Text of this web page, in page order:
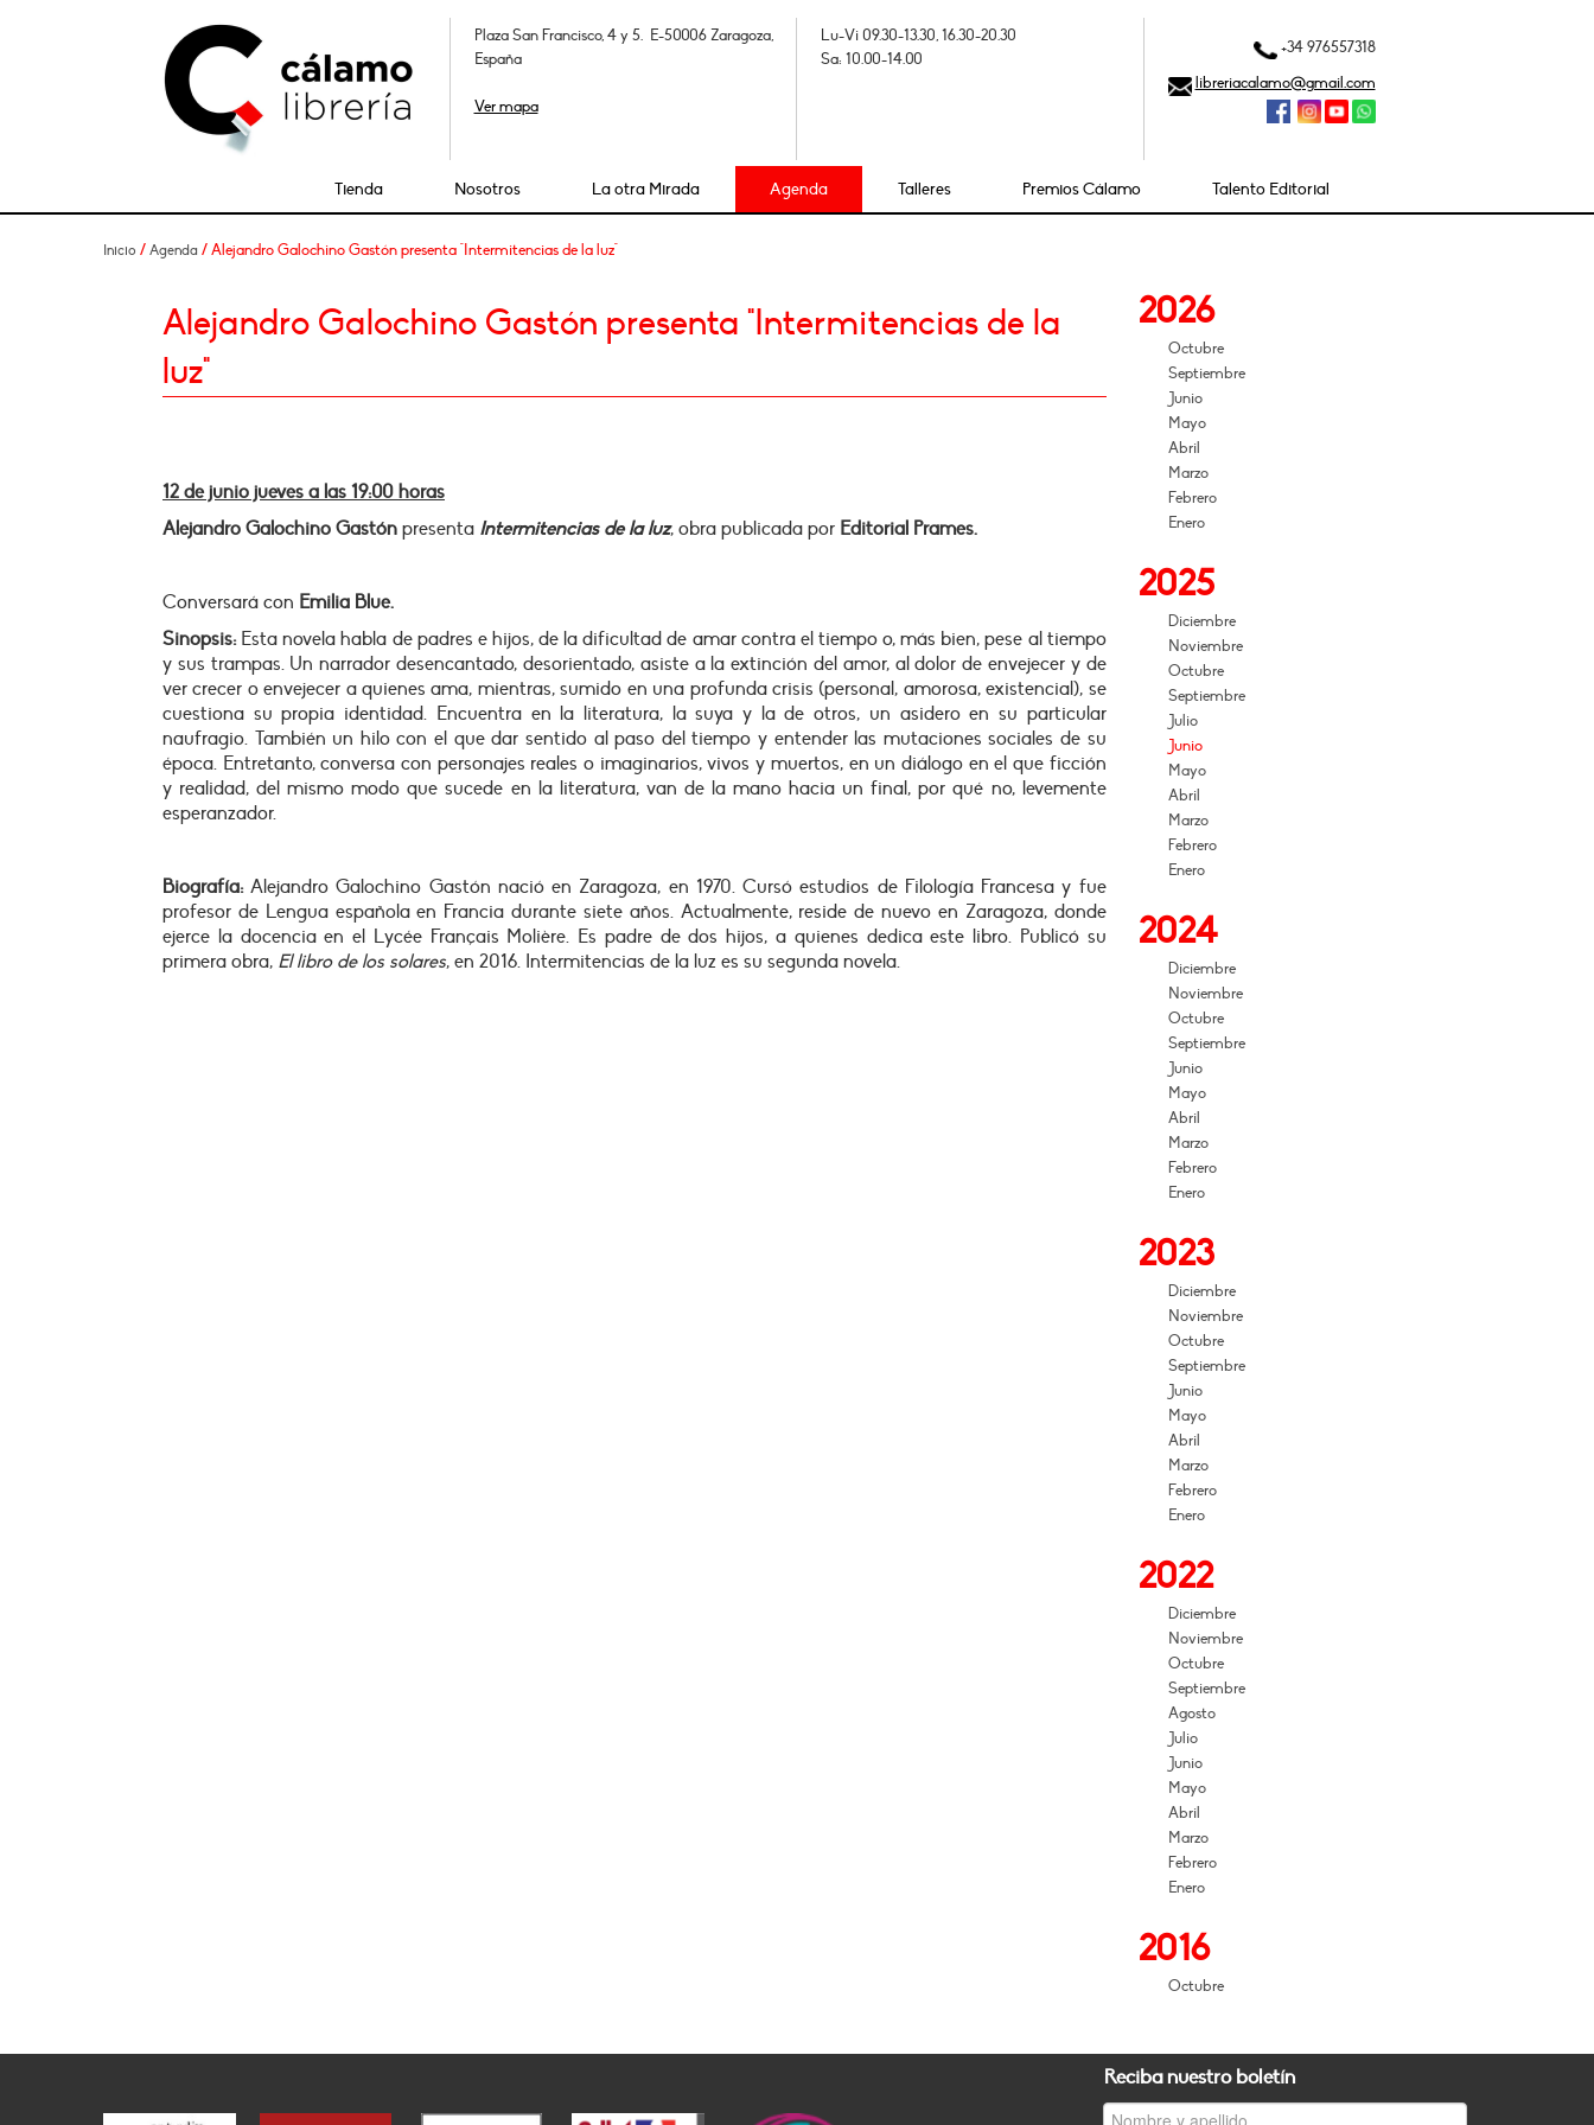
Plaza San Francisco, 4 y 5. E-50006 Zaragoza,
España
Ver mapa
Lu-Vi 09.30-13.30, 16.30-20.30
Sa: 10.00-14.00
+34 976557318
libreriacalamo@gmail.com
Tienda Nosotros La otra Mirada Agenda Talleres Premios Cálamo Talento Editorial
Inicio / Agenda / Alejandro Galochino Gastón presenta "Intermitencias de la luz"
Alejandro Galochino Gastón presenta "Intermitencias de la
luz"
12 de junio jueves a las 19:00 horas
Alejandro Galochino Gastón presenta Intermitencias de la luz, obra publicada por Editorial Prames.
Conversará con Emilia Blue.
Sinopsis: Esta novela habla de padres e hijos, de la dificultad de amar contra el tiempo o, más bien, pese al tiempo
y sus trampas. Un narrador desencantado, desorientado, asiste a la extinción del amor, al dolor de envejecer y de
ver crecer o envejecer a quienes ama, mientras, sumido en una profunda crisis (personal, amorosa, existencial), se
cuestiona su propia identidad. Encuentra en la literatura, la suya y la de otros, un asidero en su particular
naufragio. También un hilo con el que dar sentido al paso del tiempo y entender las mutaciones sociales de su
época. Entretanto, conversa con personajes reales o imaginarios, vivos y muertos, en un diálogo en el que ficción
y realidad, del mismo modo que sucede en la literatura, van de la mano hacia un final, por qué no, levemente
esperanzador.
Biografía:Alejandro Galochino Gastón nació en Zaragoza, en 1970. Cursó estudios de Filología Francesa y fue
profesor de Lengua española en Francia durante siete años. Actualmente, reside de nuevo en Zaragoza, donde
ejerce la docencia en el Lycée Français Molière. Es padre de dos hijos, a quienes dedica este libro. Publicó su
primera obra, El libro de los solares, en 2016. Intermitencias de la luz es su segunda novela.
2026
Octubre
Septiembre
Junio
Mayo
Abril
Marzo
Febrero
Enero
2025
Diciembre
Noviembre
Octubre
Septiembre
Julio
Junio
Mayo
Abril
Marzo
Febrero
Enero
2024
Diciembre
Noviembre
Octubre
Septiembre
Junio
Mayo
Abril
Marzo
Febrero
Enero
2023
Diciembre
Noviembre
Octubre
Septiembre
Junio
Mayo
Abril
Marzo
Febrero
Enero
2022
Diciembre
Noviembre
Octubre
Septiembre
Agosto
Julio
Junio
Mayo
Abril
Marzo
Febrero
Enero
2016
Octubre
Reciba nuestro boletín